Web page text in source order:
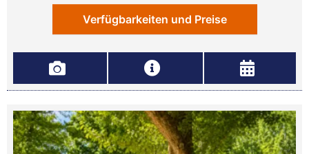
Verfügbarkeiten und Preise